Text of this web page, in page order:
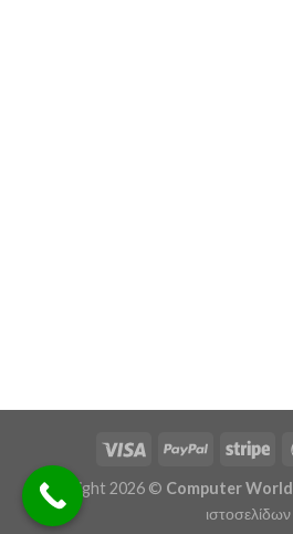
Copyright 2026 © Computer World
ιστοσελίδων